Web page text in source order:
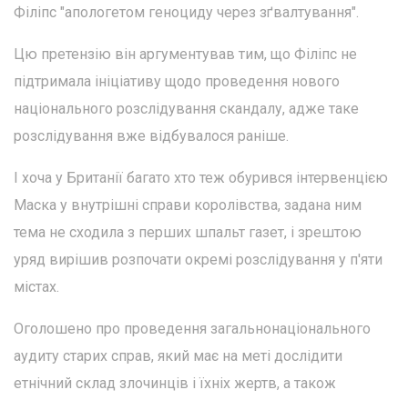
Філіпс "апологетом геноциду через зґвалтування".
Цю претензію він аргументував тим, що Філіпс не
підтримала ініціативу щодо проведення нового
національного розслідування скандалу, адже таке
розслідування вже відбувалося раніше.
І хоча у Британії багато хто теж обурився інтервенцією
Маска у внутрішні справи королівства, задана ним
тема не сходила з перших шпальт газет, і зрештою
уряд вирішив розпочати окремі розслідування у п'яти
містах.
Оголошено про проведення загальнонаціонального
аудиту старих справ, який має на меті дослідити
етнічний склад злочинців і їхніх жертв, а також